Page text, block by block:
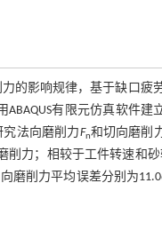
的影响规律，基于缺口
ABAQUS有限元仿真软件
法向磨削力Fn和切向磨削
力；相较于工件转速和
磨削力平均误差分别为